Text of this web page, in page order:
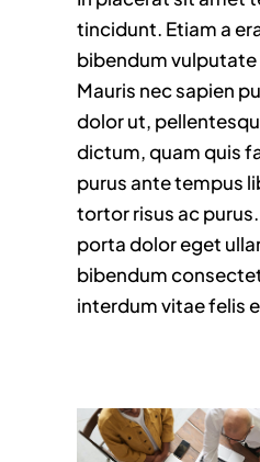
tincidunt. Etiam a
bibendum vulputate
Mauris nec sapien
dolor ut,
dictum, quam quis
purus ante tempus
tortor risus ac
porta dolor eget
bibendum
interdum vitae felis